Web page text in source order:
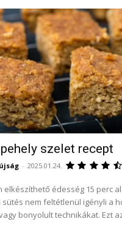
szelet recept
- 2025.01.24.
elkészíthető édesség 15 perc
bonyolult technikákat. Ezt